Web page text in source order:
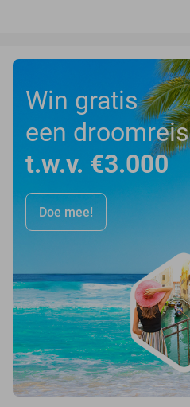
Win gratis
een droomreis
t.w.v. €3.000
Doe mee!